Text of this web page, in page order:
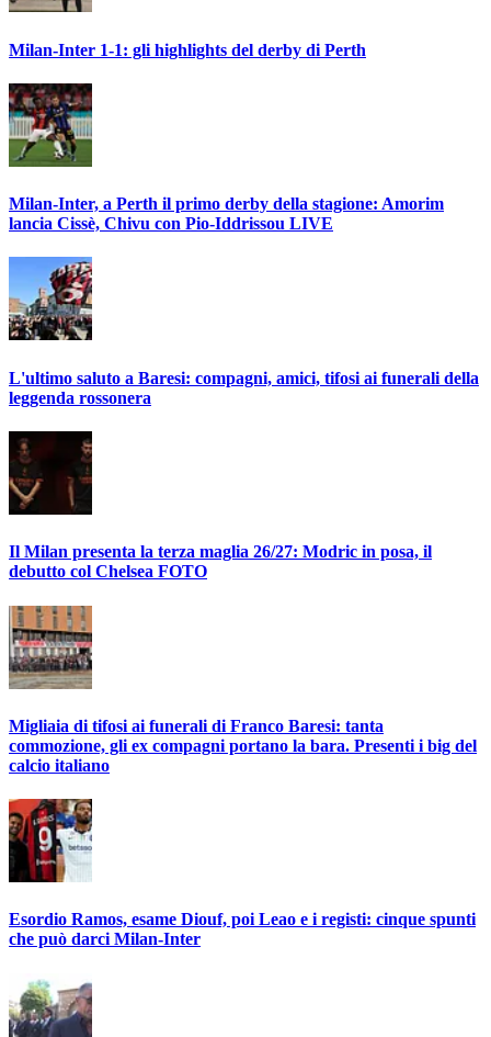
Milan-Inter 1-1: gli highlights del derby di Perth
Milan-Inter, a Perth il primo derby della stagione: Amorim
lancia Cissè, Chivu con Pio-Iddrissou LIVE
L'ultimo saluto a Baresi: compagni, amici, tifosi ai funerali della
leggenda rossonera
Il Milan presenta la terza maglia 26/27: Modric in posa, il
debutto col Chelsea FOTO
Migliaia di tifosi ai funerali di Franco Baresi: tanta
commozione, gli ex compagni portano la bara. Presenti i big del
calcio italiano
Esordio Ramos, esame Diouf, poi Leao e i registi: cinque spunti
che può darci Milan-Inter